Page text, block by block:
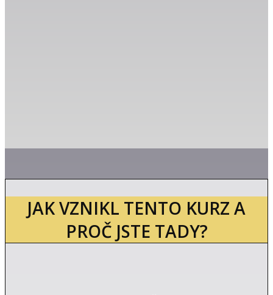
JAK VZNIKL TENTO KURZ A
PROČ JSTE TADY?